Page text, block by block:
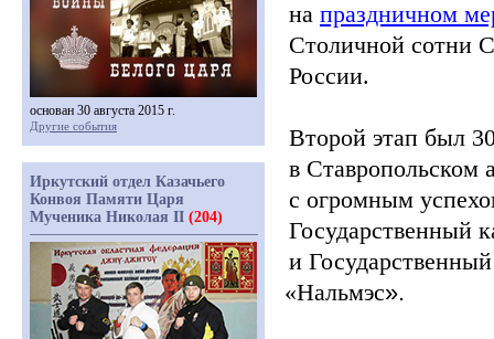
на праздничном
Столичной сотни
России.
Второй этап был
в
с огромным
Государственный
и
«Нальмэс».
основан 30 августа 2015 г.
Другие события
Иркутский отдел Казачьего
Конвоя Памяти Царя
Мученика Николая II (204)